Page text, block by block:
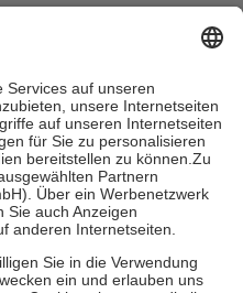
in Höhe von zehn
nie mehr als die tatsächlichen
für Online-Apotheken.
beträgt die
sowie zehn Euro je
für ihre eigene Gesundheit zu
der Familie zu unterstützen,
vollendeten 18. Lebensjahr